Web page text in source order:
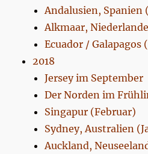
Andalusien, Spanien
Alkmaar,
Ecuador / Galapagos
2018
Jersey im September
Der Norden im
Singapur (Februar)
Sydney, Australien
Auckland,